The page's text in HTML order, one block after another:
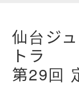
仙台ジ
トラ
第29回